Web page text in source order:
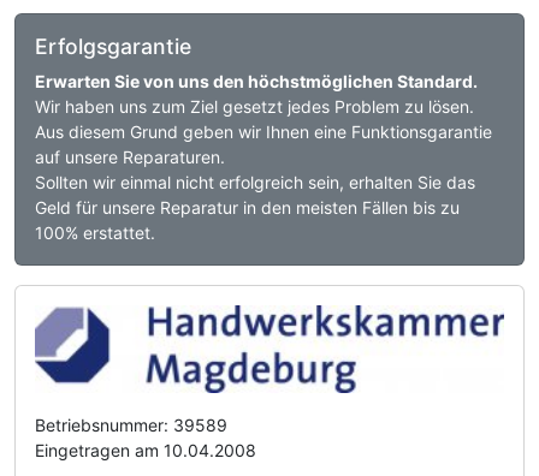
Erfolgsgarantie
Erwarten Sie von uns den höchstmöglichen Standard.
Wir haben uns zum Ziel gesetzt jedes Problem zu lösen.
Aus diesem Grund geben wir Ihnen eine Funktionsgarantie
auf unsere Reparaturen.
Sollten wir einmal nicht erfolgreich sein, erhalten Sie das
Geld für unsere Reparatur in den meisten Fällen bis zu
100% erstattet.
Betriebsnummer: 39589
Eingetragen am 10.04.2008